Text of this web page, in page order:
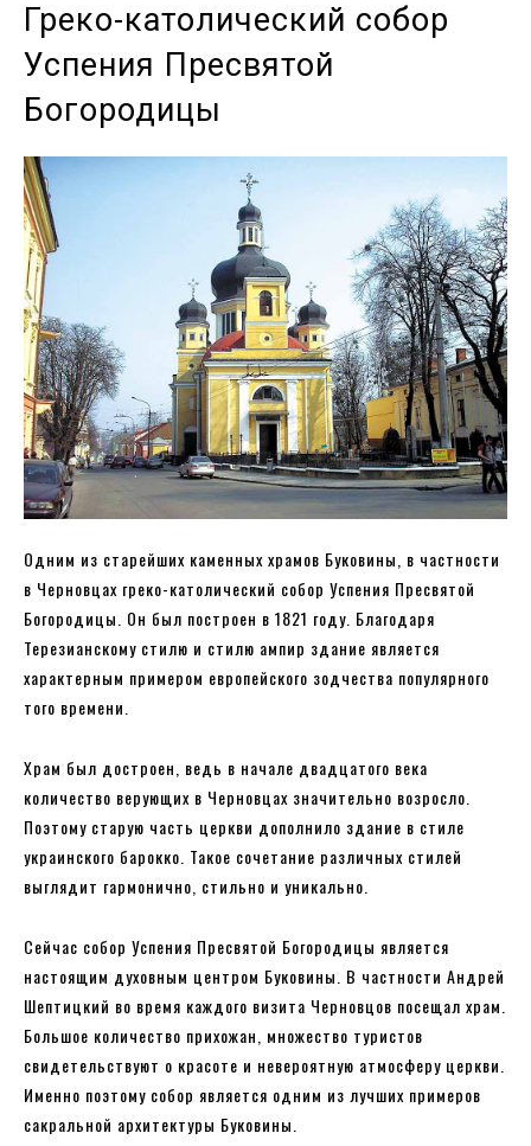
Греко-католический собор
Успения Пресвятой
Богородицы
Одним из старейших каменных храмов Буковины, в частности
в Черновцах греко-католический собор Успения Пресвятой
Богородицы. Он был построен в 1821 году. Благодаря
Терезианскому стилю и стилю ампир здание является
характерным примером европейского зодчества популярного
того времени.
Храм был достроен, ведь в начале двадцатого века
количество верующих в Черновцах значительно возросло.
Поэтому старую часть церкви дополнило здание в стиле
украинского барокко. Такое сочетание различных стилей
выглядит гармонично, стильно и уникально.
Сейчас собор Успения Пресвятой Богородицы является
настоящим духовным центром Буковины. В частности Андрей
Шептицкий во время каждого визита Черновцов посещал храм.
Большое количество прихожан, множество туристов
свидетельствуют о красоте и невероятную атмосферу церкви.
Именно поэтому собор является одним из лучших примеров
сакральной архитектуры Буковины.